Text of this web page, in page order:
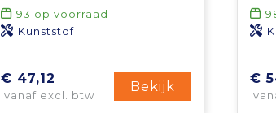
93 op voorraad
Kunststof
€ 47,12
vanaf excl. btw
Bekijk
€